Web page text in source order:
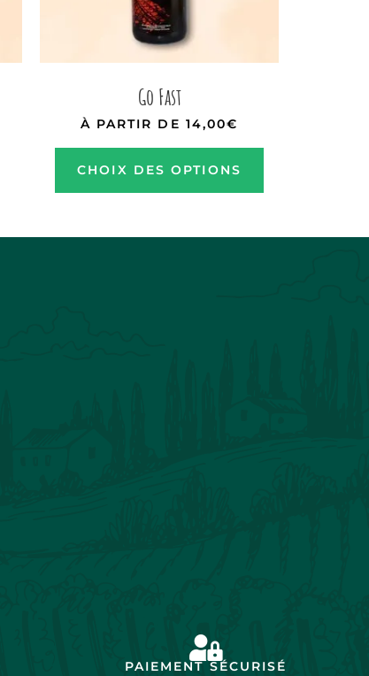
Go Fast
À PARTIR DE 14,00€
CHOIX DES OPTIONS
PAIEMENT SÉCURISÉ